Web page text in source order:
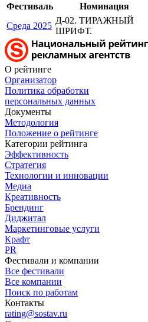
Фестиваль Номинация
Среда 2025
Д-02. ТИРАЖНЫЙ
ШРИФТ.
О рейтинге
Организатор
Политика обработки
персональных данных
Документы
Методология
Положение о рейтинге
Категории рейтинга
Эффективность
Стратегия
Технологии и инновации
Медиа
Креативность
Брендинг
Диджитал
Маркетинговые услуги
Крафт
PR
Фестивали и компании
Все фестивали
Все компании
Поиск по работам
Контакты
rating@sostav.ru